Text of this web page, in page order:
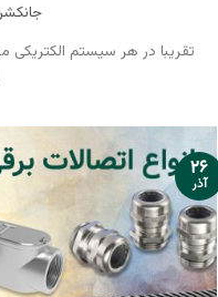
تقریبا در هر سیستم
۲۶
آذر